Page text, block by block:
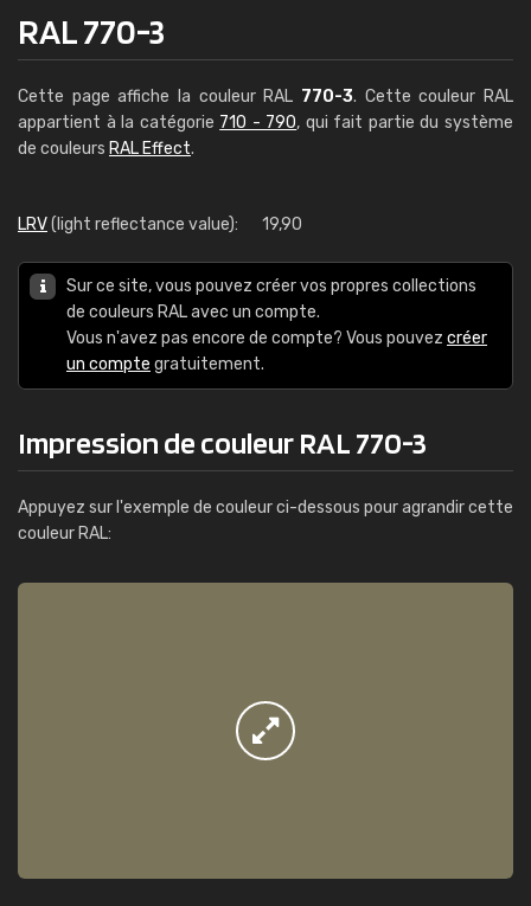
RAL 770-3
Cette page affiche la couleur RAL 770-3. Cette couleur RAL
appartient à la catégorie 710 - 790, qui fait partie du système
de couleurs RAL Effect.
LRV(light reflectance value): 19,90
Sur ce site, vous pouvez créer vos propres collections
de couleurs RAL avec un compte.
Vous n'avez pas encore de compte? Vous pouvez créer
un compte gratuitement.
Impression de couleur RAL 770-3
Appuyez sur l'exemple de couleur ci-dessous pour agrandir cette
couleur RAL: